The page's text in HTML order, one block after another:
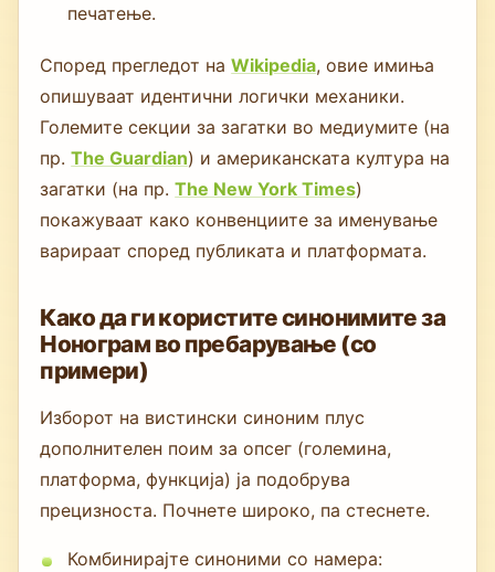
печатење.
Според прегледот наWikipedia, овие имиња
опишуваат идентични логички механики.
Големите секции за загатки во медиумите (на
пр.The Guardian) и американската култура на
загатки (на пр.The New York Times)
покажуваат како конвенциите за именување
варираат според публиката и платформата.
Како да ги користите синонимите за
Нонограм во пребарување (со
примери)
Изборот на вистински синоним плус
дополнителен поим за опсег (големина,
платформа, функција) ја подобрува
прецизноста. Почнете широко, па стеснете.
Комбинирајте синоними со намера: